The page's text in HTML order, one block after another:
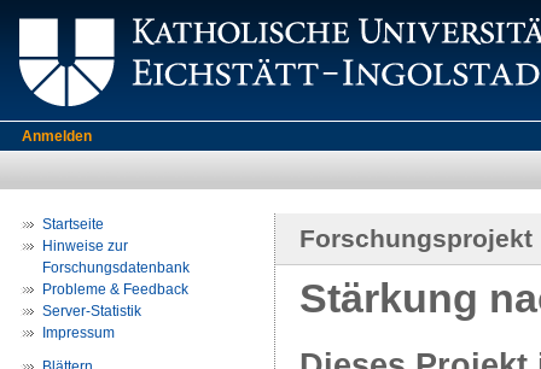
Anmelden
Startseite
Hinweise zur
Forschungsdatenbank
Probleme & Feedback
Server-Statistik
Impressum
Forschungsprojekt
Stärkung